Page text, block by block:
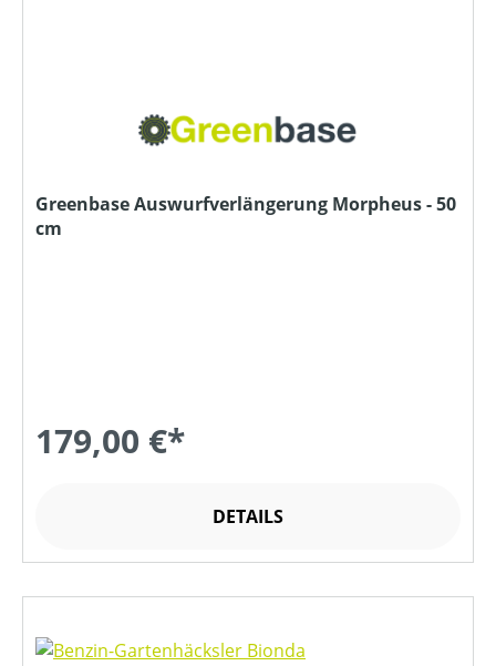
Greenbase Auswurfverlängerung Morpheus - 50
cm
179,00 €*
DETAILS